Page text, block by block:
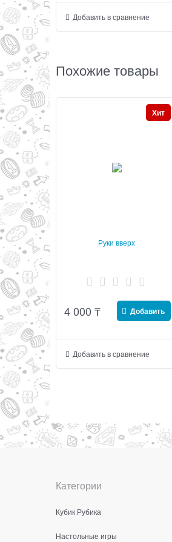
Добавить в сравнение
Похожие товары
Руки вверх
Хит
4 000 ₸ Добавить
Добавить в сравнение
Категории
Кубик Рубика
Настольные игры